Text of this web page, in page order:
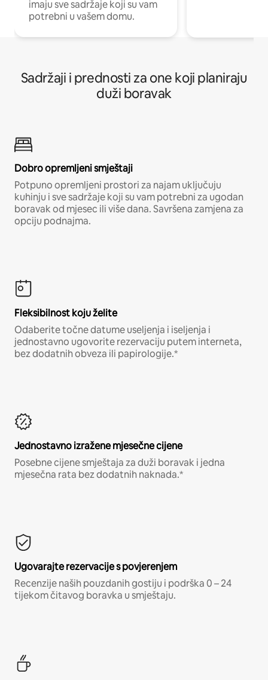
imaju sve sadržaje koji su vam
potrebni u vašem domu.
Sadržaji i prednosti za one koji planiraju
duži boravak
Dobro opremljeni smještaji
Potpuno opremljeni prostori za najam uključuju
kuhinju i sve sadržaje koji su vam potrebni za ugodan
boravak od mjesec ili više dana. Savršena zamjena za
opciju podnajma.
Fleksibilnost koju želite
Odaberite točne datume useljenja i iseljenja i
jednostavno ugovorite rezervaciju putem interneta,
bez dodatnih obveza ili papirologije.*
Jednostavno izražene mjesečne cijene
Posebne cijene smještaja za duži boravak i jedna
mjesečna rata bez dodatnih naknada.*
Ugovarajte rezervacije s povjerenjem
Recenzije naših pouzdanih gostiju i podrška 0 – 24
tijekom čitavog boravka u smještaju.